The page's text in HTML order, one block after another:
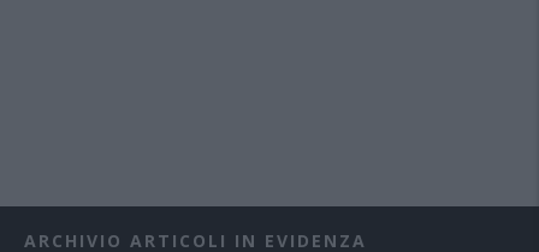
ARCHIVIO ARTICOLI IN EVIDENZA